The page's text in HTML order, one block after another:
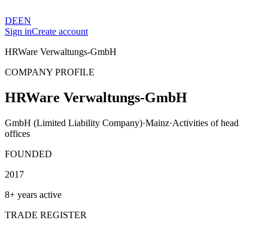
DEEN
Sign inCreate account
HRWare Verwaltungs-GmbH
COMPANY PROFILE
HRWare Verwaltungs-GmbH
GmbH (Limited Liability Company)·Mainz·Activities of head
offices
FOUNDED
2017
8+ years active
TRADE REGISTER